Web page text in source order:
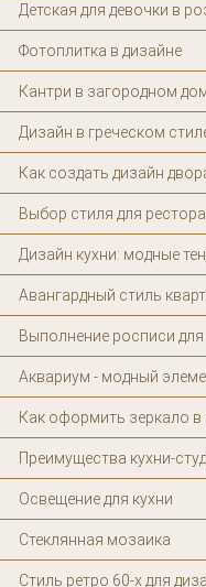
Детская для девочки в
Фотоплитка в дизайне
Кантри в загородном
Дизайн в греческом
Как создать дизайн
Выбор стиля для
Дизайн кухни: модные
Авангардный стиль
Выполнение росписи для
Аквариум - модный
Как оформить зеркало в
Преимущества кухни-
Освещение для кухни
Стеклянная мозаика
Стиль ретро 60-х для